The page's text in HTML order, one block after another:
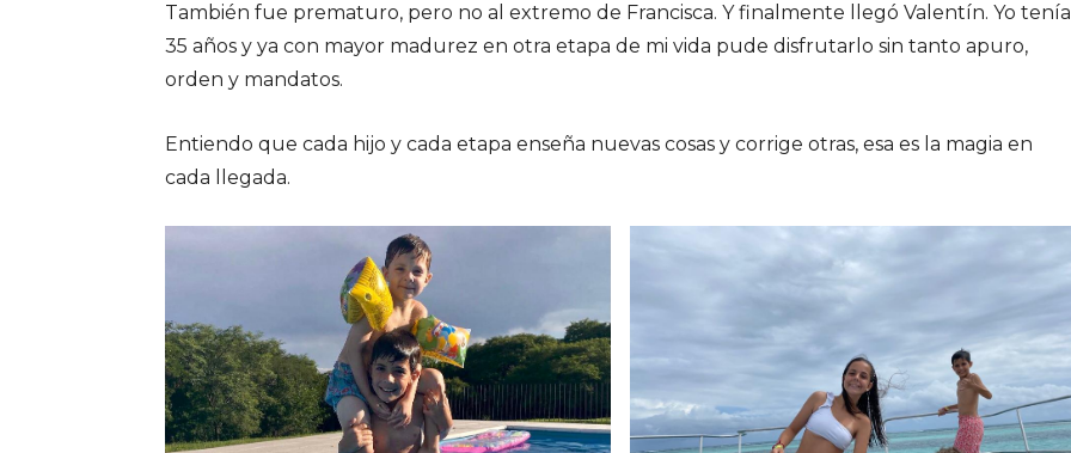
También fue prematuro, pero no al extremo de Francisca. Y finalmente llegó Valentín. Yo tenía
35 años y ya con mayor madurez en otra etapa de mi vida pude disfrutarlo sin tanto apuro,
orden y mandatos.
Entiendo que cada hijo y cada etapa enseña nuevas cosas y corrige otras, esa es la magia en
cada llegada.